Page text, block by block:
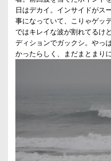
日はデカイ。インサイドがス
事になっていて、こりゃゲッ
ではキレイな波が割れてるけ
ディションでガックシ。やっ
かったらしく、まだまとまり